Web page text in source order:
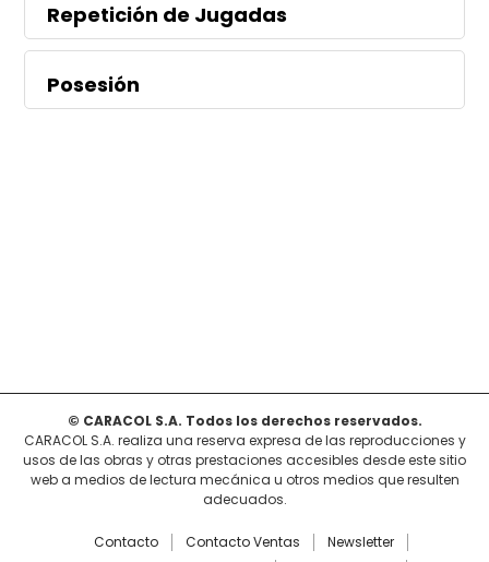
Repetición de Jugadas
Posesión
© CARACOL S.A. Todos los derechos reservados.
CARACOL S.A. realiza una reserva expresa de las reproducciones y
usos de las obras y otras prestaciones accesibles desde este sitio
web a medios de lectura mecánica u otros medios que resulten
adecuados.
Contacto Contacto Ventas
Newsletter